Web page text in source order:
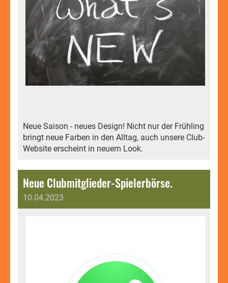
Neue Saison - neues Design! Nicht nur der Frühling
bringt neue Farben in den Alltag, auch unsere Club-
Website erscheint in neuem Look.
Neue Clubmitglieder-Spielerbörse.
10.04.2023